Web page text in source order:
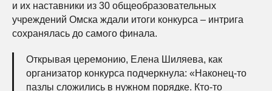
и их наставники из 30 общеобразовательных
учреждений Омска ждали итоги конкурса – интрига
сохранялась до самого финала.
Открывая церемонию, Елена Шиляева, как
организатор конкурса подчеркнула: «Наконец-то
пазлы сложились в нужном порядке. Кто-то